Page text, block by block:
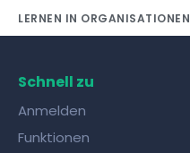
LERNEN IN ORGANISATIONEN
Schnell zu
Anmelden
Funktionen